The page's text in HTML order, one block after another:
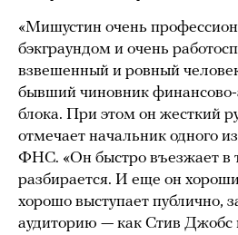
«Мишустин очень
бэкграундом и очень
взвешенный и ровный
бывший чиновник финансово-
блока. При этом он жесткий
отмечает начальник одного
ФНС. «Он быстро въезжает в
разбирается. И еще он
хорошо выступает публично,
аудиторию — как Стив Джобс